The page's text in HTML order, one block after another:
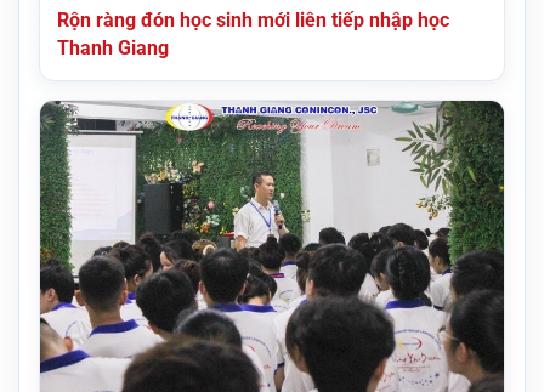
Rộn ràng đón học sinh mới liên tiếp nhập học
Thanh Giang